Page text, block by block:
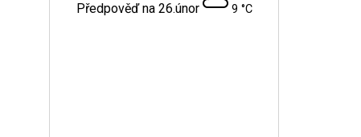
Předpověď na 26.únor 9 °C